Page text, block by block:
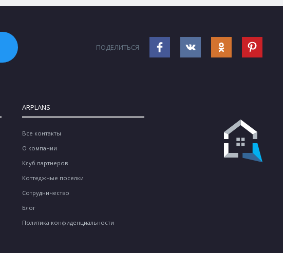
ПОДЕЛИТЬСЯ
ARPLANS
Все контакты
О компании
Клуб партнеров
Коттеджные поселки
Сотрудничество
Блог
Политика конфиденциальности